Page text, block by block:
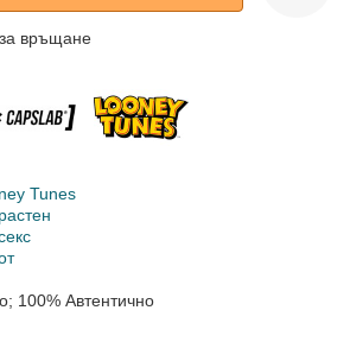
връщане
Tunes
100% Автентично